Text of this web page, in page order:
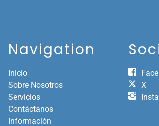
Navigation
Inicio
Sobre Nosotros
Servicios
Contáctanos
Información
X